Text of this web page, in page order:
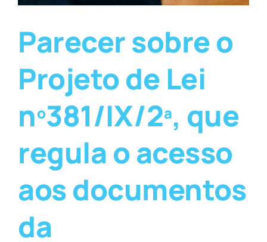
Parecer sobre o
Projeto de Lei
nº381/IX/2ª, que
regula o acesso
aos documentos
da